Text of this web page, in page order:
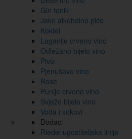
Gin tonik
Jako alkoholno piće
Koktel
Laganije crveno vino
Odležano bijelo vino
Pivo
Pjenušavo vino
Rose
Punije crveno vino
Svježe bijelo vino
Voda i sokovi
Dodaci
Riedel ugostiteljska linija